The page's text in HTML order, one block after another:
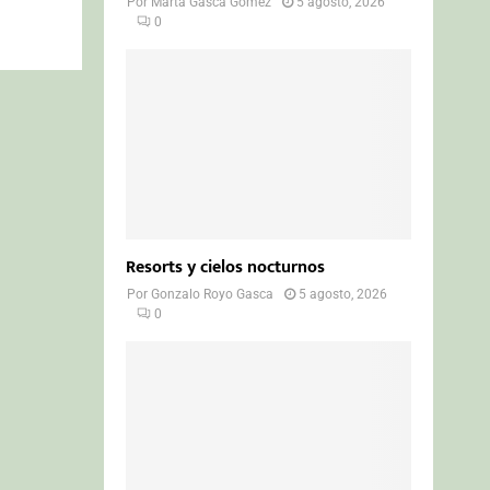
0
Resorts y cielos nocturnos
PorGonzalo Royo Gasca
5 agosto, 2026
0